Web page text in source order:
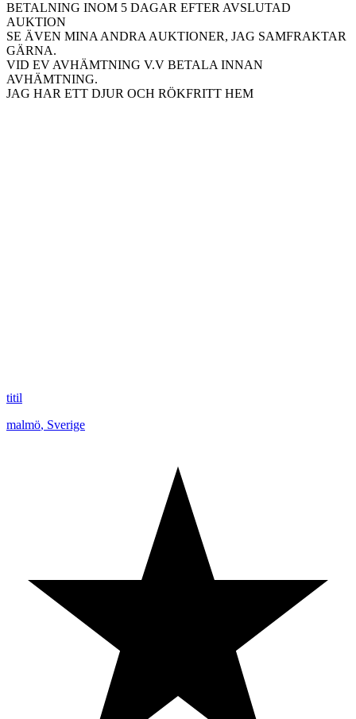
BETALNING INOM 5 DAGAR EFTER AVSLUTAD
AUKTION
SE ÄVEN MINA ANDRA AUKTIONER, JAG SAMFRAKTAR
GÄRNA.
VID EV AVHÄMTNING V.V BETALA INNAN
AVHÄMTNING.
JAG HAR ETT DJUR OCH RÖKFRITT HEM
titil
malmö, Sverige